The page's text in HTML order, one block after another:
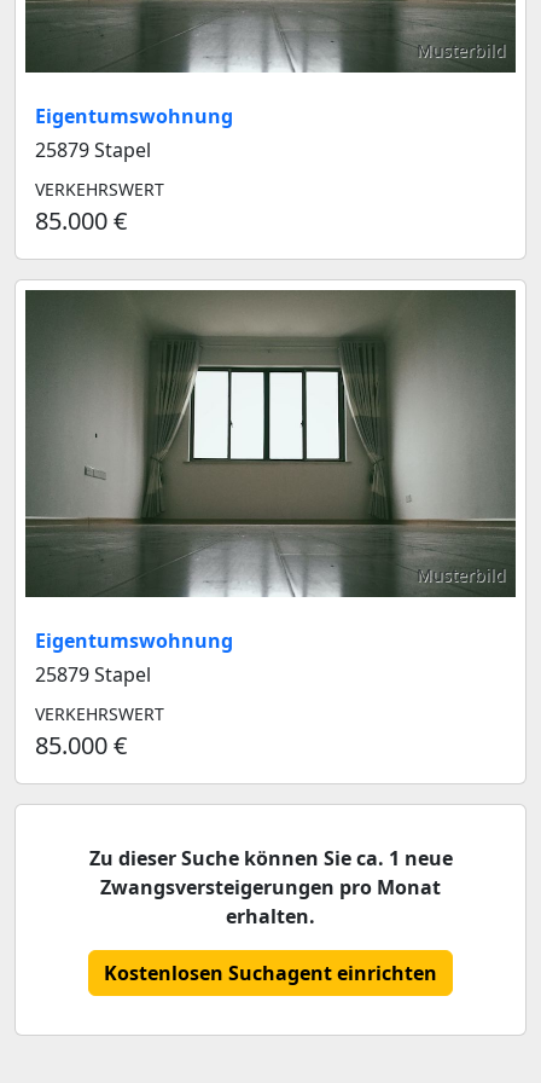
Musterbild
Eigentumswohnung
25879 Stapel
VERKEHRSWERT
85.000 €
Musterbild
Eigentumswohnung
25879 Stapel
VERKEHRSWERT
85.000 €
Zu dieser Suche können Sie ca. 1 neue
Zwangsversteigerungen pro Monat
erhalten.
Kostenlosen Suchagent einrichten